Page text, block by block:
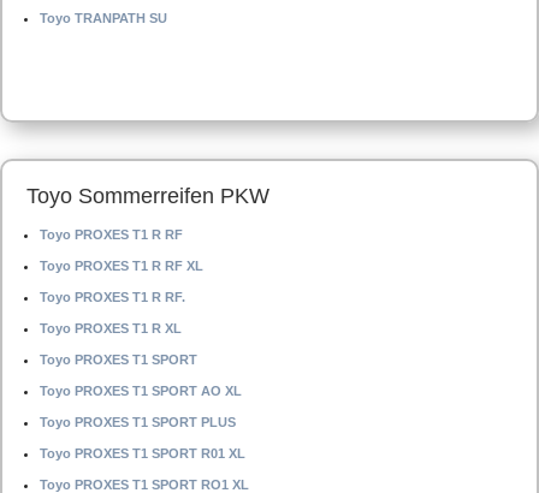
Toyo TRANPATH SU
Toyo Sommerreifen PKW
Toyo PROXES T1 R RF
Toyo PROXES T1 R RF XL
Toyo PROXES T1 R RF.
Toyo PROXES T1 R XL
Toyo PROXES T1 SPORT
Toyo PROXES T1 SPORT AO XL
Toyo PROXES T1 SPORT PLUS
Toyo PROXES T1 SPORT R01 XL
Toyo PROXES T1 SPORT RO1 XL